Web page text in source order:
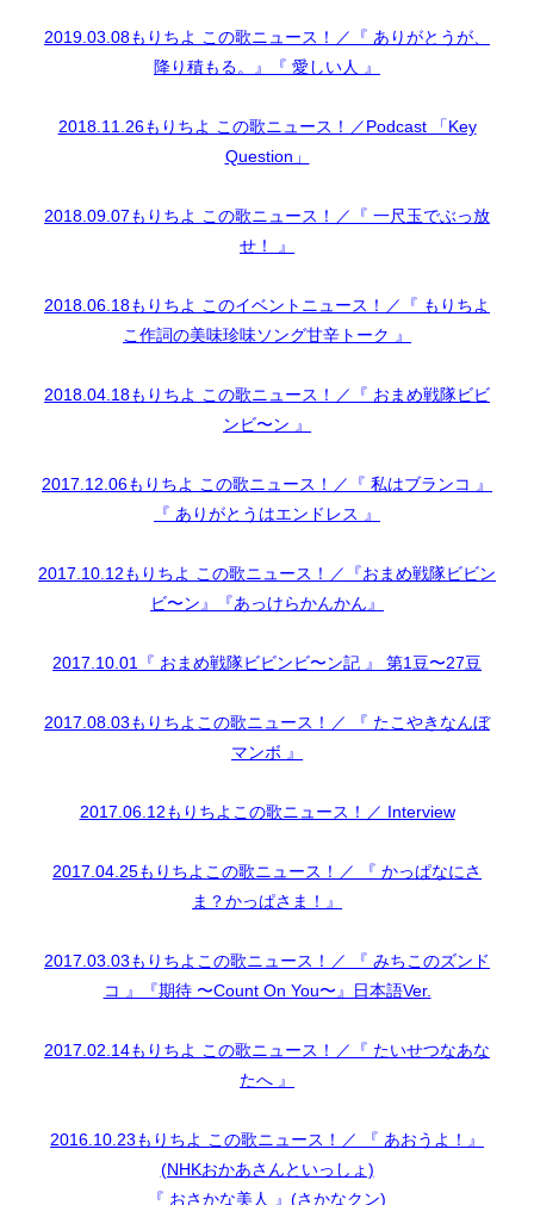
2019.03.08もりちよ この歌ニュース！／『 ありがとうが、
降り積もる。』『 愛しい人 』
2018.11.26もりちよ この歌ニュース！／Podcast 「Key
Question」
2018.09.07もりちよ この歌ニュース！／『 一尺玉でぶっ放
せ！ 』
2018.06.18もりちよ このイベントニュース！／『 もりちよ
こ作詞の美味珍味ソング甘辛トーク 』
2018.04.18もりちよ この歌ニュース！／『 おまめ戦隊ビビ
ンビ〜ン 』
2017.12.06もりちよ この歌ニュース！／『 私はブランコ 』
『 ありがとうはエンドレス 』
2017.10.12もりちよ この歌ニュース！／『おまめ戦隊ビビン
ビ〜ン』『あっけらかんかん』
2017.10.01『 おまめ戦隊ビビンビ〜ン記 』 第1豆〜27豆
2017.08.03もりちよこの歌ニュース！／ 『 たこやきなんぼ
マンボ 』
2017.06.12もりちよこの歌ニュース！／ Interview
2017.04.25もりちよこの歌ニュース！／ 『 かっぱなにさ
ま？かっぱさま！』
2017.03.03もりちよこの歌ニュース！／ 『 みちこのズンド
コ 』『期待 〜Count On You〜』日本語Ver.
2017.02.14もりちよ この歌ニュース！／『 たいせつなあな
たへ 』
2016.10.23もりちよ この歌ニュース！／ 『 あおうよ！』
(NHKおかあさんといっしょ)
『 おさかな美人 』(さかなクン)